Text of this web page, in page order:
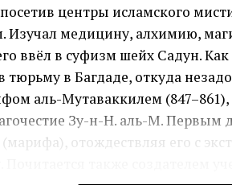
цен­тры ис­лам­ско­го
Изу­чал ме­ди­ци­ну, ал­хи­мию,
ввёл в су­физм шейх Са­дун.
тюрь­му в Ба­гда­де, от­ку­да
аль-Му­та­вак­ки­лем
Зу-н-Н. аль-М. Пер­вым
(ма­ри­фа), ото­жде­ст­в­ляя его с